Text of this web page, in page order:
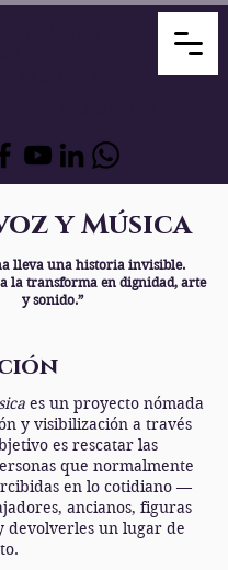
y Música
lleva una historia invisible.
la transforma en dignidad, arte
y sonido.”
es un proyecto nómada
y visibilización a través
es rescatar las
que normalmente
en lo cotidiano —
ancianos, figuras
devolverles un lugar de